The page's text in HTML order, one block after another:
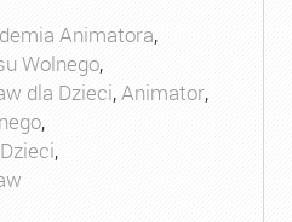
Animatora,
Wolnego,
dla Dzieci,Animator,
,
,